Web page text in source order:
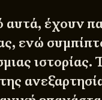
αυτά, έχουν
ενώ
ιστορίας.